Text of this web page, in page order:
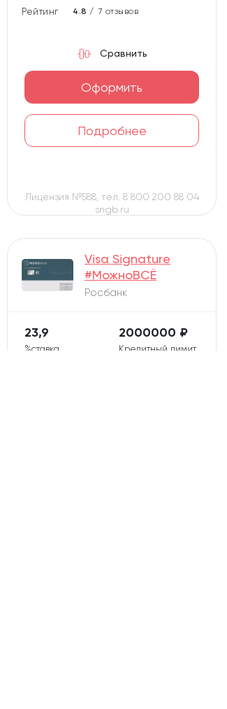
Рейтинг карты
4.8 / 7 отзывов
Оформить
Подробнее
Сравнить
Лицензия №588, тел. 8 800 200 88 04
sngb.ru
Visa Signature
#МожноВСЁ
Росбанк
%ставка
23,9
Кредитный лимит
2000000 ₽